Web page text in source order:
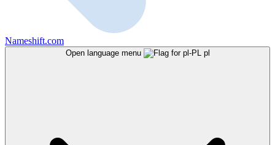
Nameshift.com
Open language menu pl